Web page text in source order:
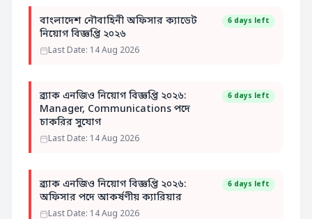
বাংলাদেশ নৌবাহিনী অফিসার ক্যাডেট
নিয়োগ বিজ্ঞপ্তি ২০২৬
6 days left
Last Date: 14 Aug 2026
ব্র্যাক এনজিও নিয়োগ বিজ্ঞপ্তি ২০২৬:
Manager, Communications পদে
চাকরির সুযোগ
6 days left
Last Date: 14 Aug 2026
ব্র্যাক এনজিও নিয়োগ বিজ্ঞপ্তি ২০২৬:
অফিসার পদে আকর্ষণীয় ক্যারিয়ার
6 days left
Last Date: 14 Aug 2026